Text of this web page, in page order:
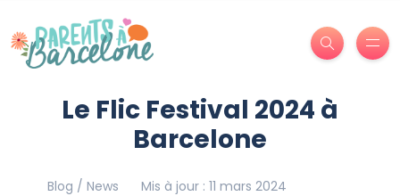
Le Flic Festival 2024 à
Barcelone
Blog / News
Mis à jour : 11 mars 2024